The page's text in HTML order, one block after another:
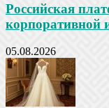
Российская
корпоративной
05.08.2026